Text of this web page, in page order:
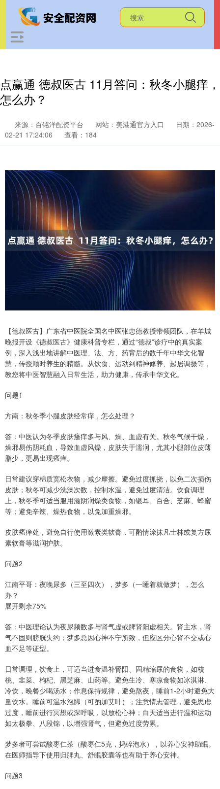
点赢通 德叔医古 11月答问：秋冬小腿痒，
怎么办？
来源：百铭洋配资平台 网站：美港通官方入口
日期：2026-
02-21 17:24:06
查看：184
【德叔医古】广东省中医院全国名中医张忠德教授带领团队，在羊城
晚报开设《德叔医古》健康科普专栏，通过“德叔”诊疗中的真实案
例，深入浅出地讲解中医理、法、方、药背后的数千年中华文化智
慧，传授顺时养生的精髓。从饮食、运动到精神修养、起居调摄等，
教您将中医智慧融入日常生活，助力健康，传承中华文化。
问题1
方南：秋冬季小腿皮肤经常痒，怎么处理？
答：中医认为冬季皮肤瘙痒多与风、燥、血虚有关。秋冬气候干燥，
燥邪易伤阴耗血，导致血虚风燥，皮肤失于濡润，尤其小腿部位皮薄
脂少，更易出现瘙痒。
日常建议穿棉质宽松衣物，减少摩擦。避免过度抓挠，以免二次损伤
皮肤；秋冬可减少洗澡次数，控制水温，避免过度清洁。饮食调理
上，秋冬季可适当服用滋阴润燥类食物，如银耳、百合、芝麻、蜂蜜
等；避免辛辣、燥热食物，以免加重燥邪。
皮肤瘙痒处，避免自行使用激素类软膏，可酌情涂抹凡士林或复方尿
素软膏等滋润护肤。
问题2
江南平哥：夜晚尿多（三至四次），梦多（一睡着就做梦），怎么
办？
展开剩余75%
答：中医理论认为夜尿频数多与肾气虚或脾肾阳虚相关。肾主水，肾
气不固则膀胱失约；梦多总因心神不宁所致，但应区分心肾不交或心
血不足等证型。
日常调理，饮食上，可适当进食温补肾阳、固精缩尿的食物，如核
桃、韭菜、枸杞、黑芝麻、山药等。避免生冷、寒凉食物如冰淇淋、
冷饮，晚餐少喝汤水；作息保持规律，避免熬夜，睡前1-2小时避免大
量饮水。睡前可温水泡脚（可酌加艾叶）；注意情志管理，避免思虑
过度，睡前进行冥想或深呼吸，以放松心神；白天适当进行温和运动
如太极拳、八段锦，以增强肾气，但避免过度劳累。
梦多者可尝试酸枣仁茶（酸枣仁5克，捣碎泡水），以养心安神助眠。
在医师指导下使用归脾丸、舒眠胶囊等也有助于养心安神。
问题3